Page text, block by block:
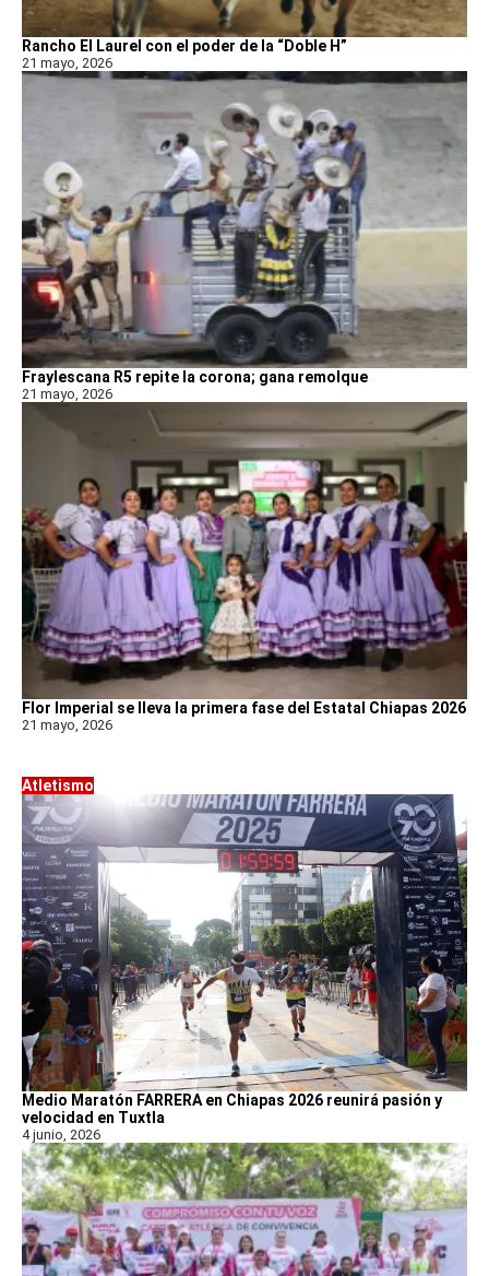
Rancho El Laurel con el poder de la “Doble H”
21 mayo, 2026
Fraylescana R5 repite la corona; gana remolque
21 mayo, 2026
Flor Imperial se lleva la primera fase del Estatal Chiapas 2026
21 mayo, 2026
Atletismo
Medio Maratón FARRERA en Chiapas 2026 reunirá pasión y
velocidad en Tuxtla
4 junio, 2026